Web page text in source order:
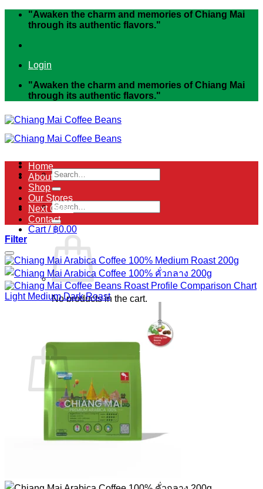
Skip
"Awaken the charm and memories of Chiang Mai
through its authentic flavors."
Login
"Awaken the charm and memories of Chiang Mai
through its authentic flavors."
Search
for:
Search
for:
Cart / ฿0.00
No products in the cart.
No products in the cart.
Return to shop
Home
About
Shop
Our Stores
Next Order
Contact
Filter